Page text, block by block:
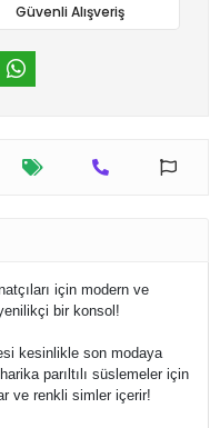
Güvenli Alışveriş
için modern ve
bir konsol!
kesinlikle son modaya
parıltılı süslemeler için
ve renkli simler içerir!